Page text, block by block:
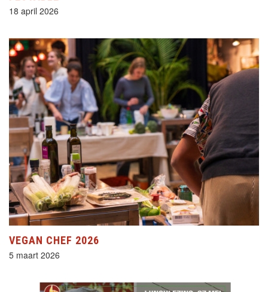
18 april 2026
VEGAN CHEF 2026
5 maart 2026